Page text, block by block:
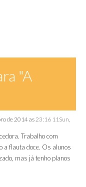
"A
de 2014 as23:16 11Sun,
Trabalho com
a flauta doce. Os alunos
mas já tenho planos